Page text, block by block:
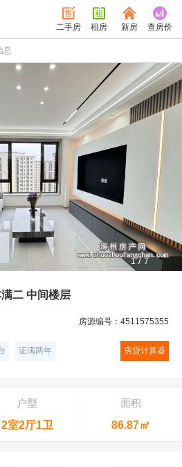
二手房 租房 新房 查房价
息
1/7
二 中间楼层
房源编号：4511575355
证满两年 房贷计算器
户型
2室2厅1卫
面积
86.87㎡